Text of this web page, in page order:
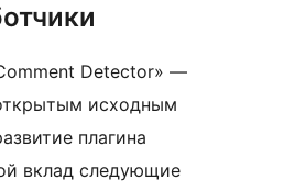
Detector» —
исходным
плагина
вклад следующие